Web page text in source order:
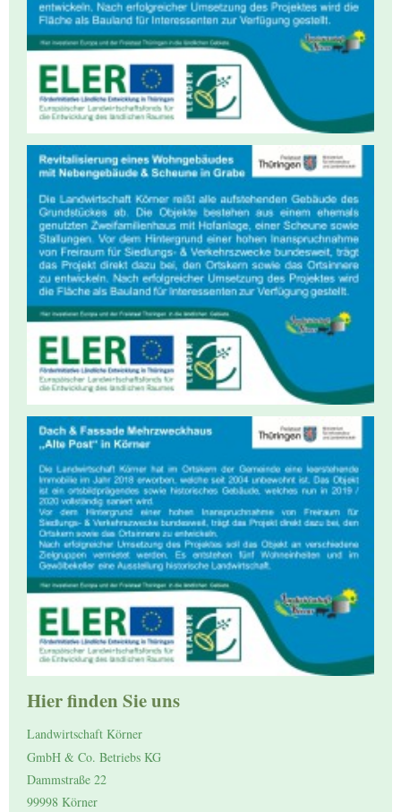
Hier finden Sie uns
Landwirtschaft Körner
GmbH & Co. Betriebs KG
Dammstraße 22
99998 Körner